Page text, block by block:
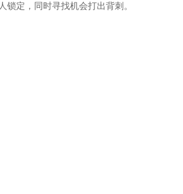
定，同时寻找机会打出背刺。